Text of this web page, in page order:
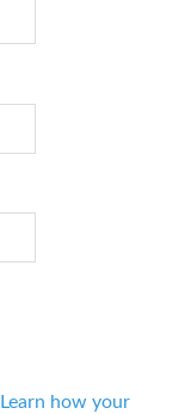
Learn how your